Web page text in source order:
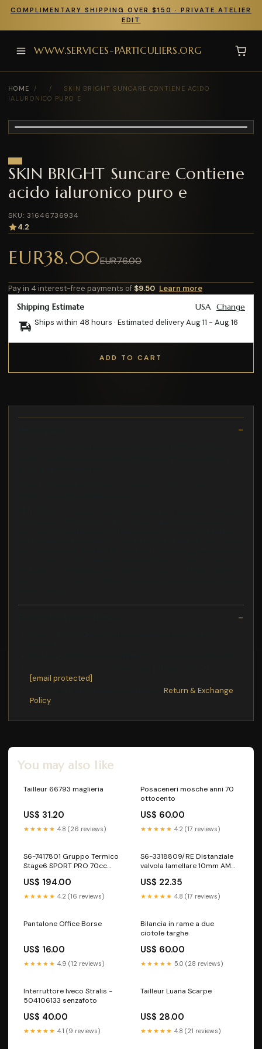
COMPLIMENTARY SHIPPING OVER $150 · PRIVATE ATELIER
EDIT
WWW.SERVICES-PARTICULIERS.ORG
HOME / /
SKIN BRIGHT SUNCARE CONTIENE ACIDO
IALURONICO PURO E
SKIN BRIGHT Suncare Contiene
acido ialuronico puro e
SKU: 31646736934
4.2
EUR38.00EUR76.00
Pay in 4 interest-free payments of $9.50 Learn more
Shipping Estimate USA Change
Ships within 48 hours · Estimated deliveryAug 11 - Aug 16
ADD TO CART
[email protected]
Return & Exchange
Policy
You may also like
Tailleur 66793 maglieria
US$ 31.20
★★★★★ 4.8 (26 reviews)
Posaceneri mosche anni 70
ottocento
US$ 60.00
★★★★★ 4.2 (17 reviews)
S6-7417801 Gruppo Termico
Stage6 SPORT PRO 70cc
Peugeot PIAGGIO LIBERTY
US$ 194.00
★★★★★ 4.2 (16 reviews)
S6-3318809/RE Distanziale
valvola lamellare 10mm AM6
PIAGGIO VESPA - LML - APE -
BEVERLY
US$ 22.35
★★★★★ 4.8 (17 reviews)
Pantalone Office Borse
US$ 16.00
★★★★★ 4.9 (12 reviews)
Bilancia in rame a due
ciotole targhe
US$ 60.00
★★★★★ 5.0 (28 reviews)
Interruttore Iveco Stralis -
504106133 senzafoto
US$ 40.00
★★★★★ 4.1 (9 reviews)
Tailleur Luana Scarpe
US$ 28.00
★★★★★ 4.8 (21 reviews)